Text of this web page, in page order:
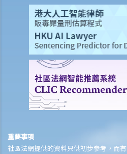
工傷或有關意外之報告
僱主向勞工處報告與工作有關的意外之
僱員可否向勞工處報告與工作有關的意外
其他有關工傷的事項
如何安排支付工傷賠償？
若然我不能與僱主和平地解決工傷賠償
多久？
若然我對條例所給予的補償感到不滿，
保險
重要事項
社區法網提供的資料只供初步參考，而